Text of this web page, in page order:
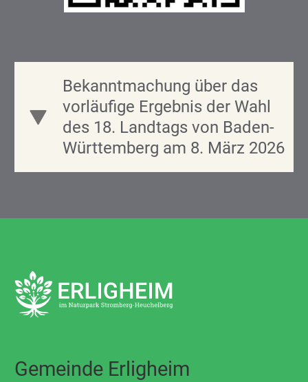
Bekanntmachung über das
vorläufige Ergebnis der Wahl
des 18. Landtags von Baden-
Württemberg am 8. März 2026
Gemeinde Erligheim